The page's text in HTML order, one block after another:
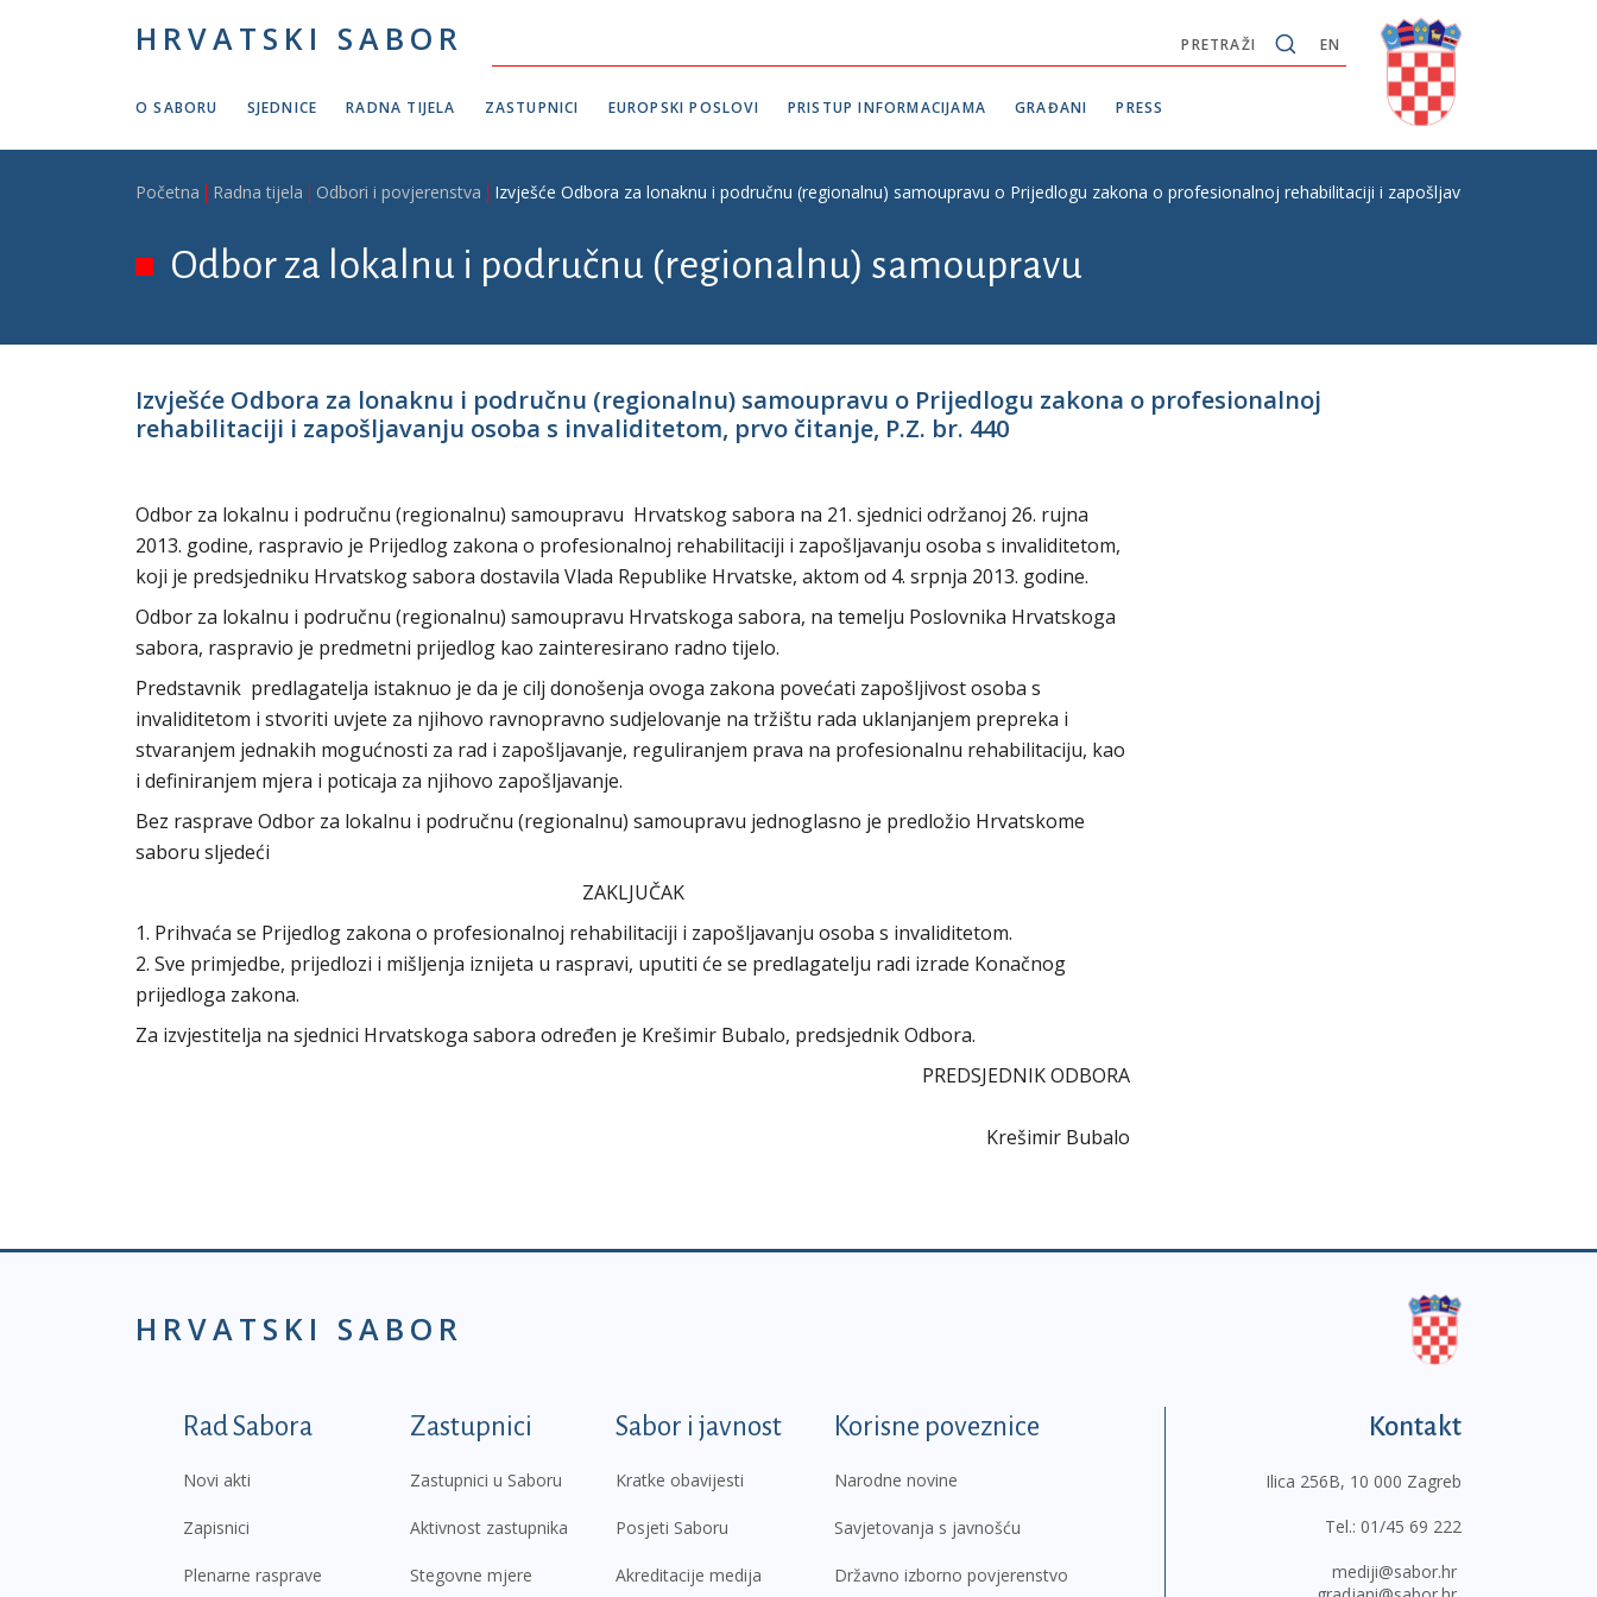
HRVATSKI SABOR EN
PRETRAŽI
O SABORU SJEDNICE RADNA TIJELA ZASTUPNICI EUROPSKI POSLOVI PRISTUP INFORMACIJAMA GRAĐANI PRESS
Breadcrumb
Početna Radna tijela Odbori i povjerenstva Izvješće Odbora za lonaknu i područnu (regionalnu) samoupravu o Prijedlogu zakona o profesionalnoj rehabilitaciji i zapošljavanju osoba s
Odbor za lokalnu i područnu (regionalnu) samoupravu
Izvješće Odbora za lonaknu i područnu (regionalnu) samoupravu o Prijedlogu zakona o profesionalnoj
rehabilitaciji i zapošljavanju osoba s invaliditetom, prvo čitanje, P.Z. br. 440
Odbor za lokalnu i područnu (regionalnu) samoupravu Hrvatskog sabora na 21. sjednici održanoj 26. rujna
2013. godine, raspravio je Prijedlog zakona o profesionalnoj rehabilitaciji i zapošljavanju osoba s invaliditetom,
koji je predsjedniku Hrvatskog sabora dostavila Vlada Republike Hrvatske, aktom od 4. srpnja 2013. godine.
Odbor za lokalnu i područnu (regionalnu) samoupravu Hrvatskoga sabora, na temelju Poslovnika Hrvatskoga
sabora, raspravio je predmetni prijedlog kao zainteresirano radno tijelo.
Predstavnik predlagatelja istaknuo je da je cilj donošenja ovoga zakona povećati zapošljivost osoba s
invaliditetom i stvoriti uvjete za njihovo ravnopravno sudjelovanje na tržištu rada uklanjanjem prepreka i
stvaranjem jednakih mogućnosti za rad i zapošljavanje, reguliranjem prava na profesionalnu rehabilitaciju, kao
i definiranjem mjera i poticaja za njihovo zapošljavanje.
Bez rasprave Odbor za lokalnu i područnu (regionalnu) samoupravu jednoglasno je predložio Hrvatskome
saboru sljedeći
ZAKLJUČAK
1. Prihvaća se Prijedlog zakona o profesionalnoj rehabilitaciji i zapošljavanju osoba s invaliditetom.
2. Sve primjedbe, prijedlozi i mišljenja iznijeta u raspravi, uputiti će se predlagatelju radi izrade Konačnog
prijedloga zakona.
Za izvjestitelja na sjednici Hrvatskoga sabora određen je Krešimir Bubalo, predsjednik Odbora.
PREDSJEDNIK ODBORA
Krešimir Bubalo
HRVATSKI SABOR
Podnožje prvi izbornik
Rad Sabora
Novi akti
Zapisnici
Plenarne rasprave
Zastupnici
Zastupnici u Saboru
Aktivnost zastupnika
Stegovne mjere
Sabor i javnost
Kratke obavijesti
Posjeti Saboru
Akreditacije medija
Korisne poveznice
Narodne novine
Savjetovanja s javnošću
Državno izborno povjerenstvo
Kontakt
Ilica 256B, 10 000 Zagreb
Tel.: 01/45 69 222
mediji@sabor.hr